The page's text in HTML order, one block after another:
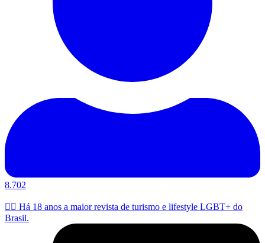
8.702
🏳️‍🌈 Há 18 anos a maior revista de turismo e lifestyle LGBT+ do
Brasil.